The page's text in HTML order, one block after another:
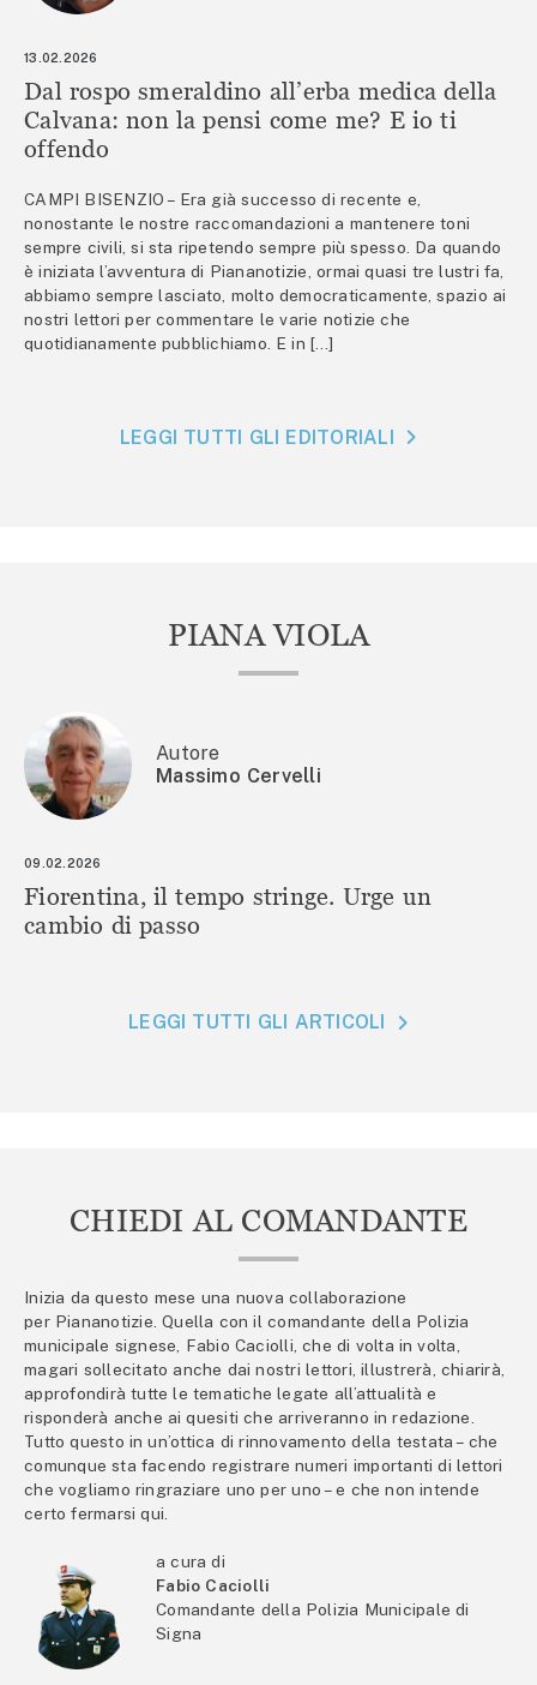
13.02.2026
Dal rospo smeraldino all’erba medica della
Calvana: non la pensi come me? E io ti
offendo
CAMPI BISENZIO – Era già successo di recente e,
nonostante le nostre raccomandazioni a mantenere toni
sempre civili, si sta ripetendo sempre più spesso. Da quando
è iniziata l’avventura di Piananotizie, ormai quasi tre lustri fa,
abbiamo sempre lasciato, molto democraticamente, spazio ai
nostri lettori per commentare le varie notizie che
quotidianamente pubblichiamo. E in […]
LEGGI TUTTI GLI EDITORIALI
PIANA VIOLA
Autore
Massimo Cervelli
09.02.2026
Fiorentina, il tempo stringe. Urge un
cambio di passo
LEGGI TUTTI GLI ARTICOLI
CHIEDI AL COMANDANTE
Inizia da questo mese una nuova collaborazione
per Piananotizie. Quella con il comandante della Polizia
municipale signese, Fabio Caciolli, che di volta in volta,
magari sollecitato anche dai nostri lettori, illustrerà, chiarirà,
approfondirà tutte le tematiche legate all’attualità e
risponderà anche ai quesiti che arriveranno in redazione.
Tutto questo in un’ottica di rinnovamento della testata – che
comunque sta facendo registrare numeri importanti di lettori
che vogliamo ringraziare uno per uno – e che non intende
certo fermarsi qui.
a cura di
Fabio Caciolli
Comandante della Polizia Municipale di
Signa